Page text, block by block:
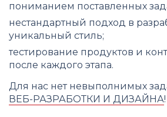
пониманием поставленных
нестандартный подход в
уникальный стиль;
тестирование продуктов и
после каждого этапа.
Для нас нет невыполнимых
ВЕБ-РАЗРАБОТКИ И ДИЗАЙНА!